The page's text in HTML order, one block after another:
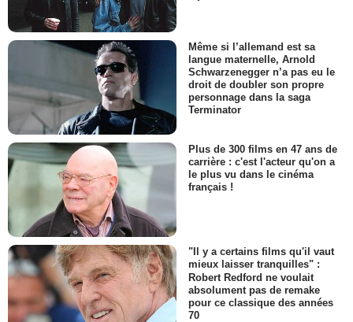
Même si l’allemand est sa
langue maternelle, Arnold
Schwarzenegger n’a pas eu le
droit de doubler son propre
personnage dans la saga
Terminator
Plus de 300 films en 47 ans de
carrière : c'est l'acteur qu'on a
le plus vu dans le cinéma
français !
"Il y a certains films qu'il vaut
mieux laisser tranquilles" :
Robert Redford ne voulait
absolument pas de remake
pour ce classique des années
70